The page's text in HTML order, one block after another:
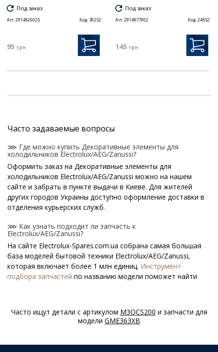
Под заказ
Art:2914826025 Код: 30252
95 грн
Под заказ
Art:2914877002 Код:24852
145 грн
Часто задаваемые вопросы
⋙ Где можно купить Декоративные элементы для
холодильников Electrolux/AEG/Zanussi?
Оформить заказ на Декоративные элементы для
холодильников Electrolux/AEG/Zanussi можно на нашем
сайте и забрать в пункте выдачи в Киеве. Для жителей
других городов Украины доступно оформление доставки в
отделения курьерских служб.
⋙ Как узнать подходит ли запчасть к
Electrolux/AEG/Zanussi?
На сайте Electrolux-Spares.com.ua собрана самая большая
база моделей бытовой техники Electrolux/AEG/Zanussi,
которая включает более 1 млн единиц. Инструмент
подбора запчастей по названию модели поможет найти
Специальная наклейка производителя с названием модели
и другими параметрами - шильдик находится на корпусе
Часто ищут детали с артикулом M3OCS200 и запчасти для
модели GME363XB